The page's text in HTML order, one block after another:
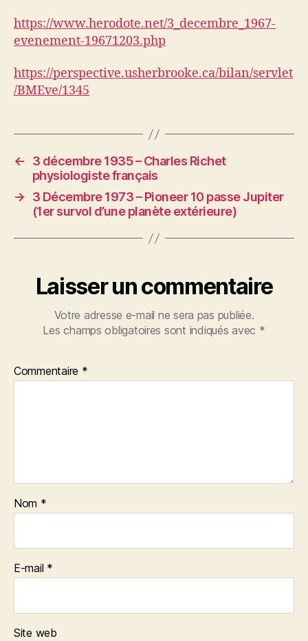
https://www.herodote.net/3_decembre_1967-
evenement-19671203.php
https://perspective.usherbrooke.ca/bilan/servlet
/BMEve/1345
←
3 décembre 1935 – Charles Richet
physiologiste français
→
3 Décembre 1973 – Pioneer 10 passe Jupiter
(1er survol d’une planète extérieure)
Laisser un commentaire
Votre adresse e-mail ne sera pas publiée.
Les champs obligatoires sont indiqués avec *
Commentaire *
Nom *
E-mail *
Site web